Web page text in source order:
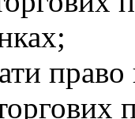
право